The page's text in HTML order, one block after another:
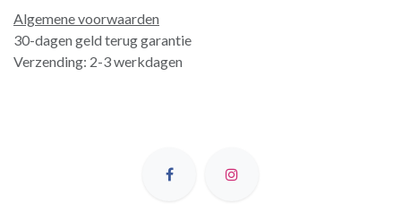
Algemene voorwaarden
30-dagen geld terug garantie
Verzending: 2-3 werkdagen